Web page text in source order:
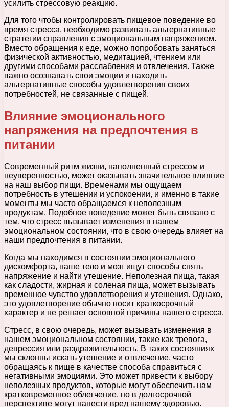
усилить стрессовую реакцию.
Для того чтобы контролировать пищевое поведение во
время стресса, необходимо развивать альтернативные
стратегии справления с эмоциональным напряжением.
Вместо обращения к еде, можно попробовать заняться
физической активностью, медитацией, чтением или
другими способами расслабления и отвлечения. Также
важно осознавать свои эмоции и находить
альтернативные способы удовлетворения своих
потребностей, не связанные с пищей.
Влияние эмоционального
напряжения на предпочтения в
питании
Современный ритм жизни, наполненный стрессом и
неуверенностью, может оказывать значительное влияние
на наш выбор пищи. Временами мы ощущаем
потребность в утешении и успокоении, и именно в такие
моменты мы часто обращаемся к неполезным
продуктам. Подобное поведение может быть связано с
тем, что стресс вызывает изменения в нашем
эмоциональном состоянии, что в свою очередь влияет на
наши предпочтения в питании.
Когда мы находимся в состоянии эмоционального
дискомфорта, наше тело и мозг ищут способы снять
напряжение и найти утешение. Неполезная пища, такая
как сладости, жирная и соленая пища, может вызывать
временное чувство удовлетворения и утешения. Однако,
это удовлетворение обычно носит краткосрочный
характер и не решает основной причины нашего стресса.
Стресс, в свою очередь, может вызывать изменения в
нашем эмоциональном состоянии, такие как тревога,
депрессия или раздражительность. В таких состояниях
мы склонны искать утешение и отвлечение, часто
обращаясь к пище в качестве способа справиться с
негативными эмоциями. Это может привести к выбору
неполезных продуктов, которые могут обеспечить нам
кратковременное облегчение, но в долгосрочной
перспективе могут нанести вред нашему здоровью.